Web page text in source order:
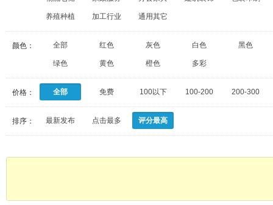
养殖种植 加工行业 通用其它
颜色： 全部 红色 灰色 白色 黑色
绿色 黄色 橙色 多彩
价格： 全部 免费 100以下 100-200 200-300
排序： 最新发布 点击最多 评分最高